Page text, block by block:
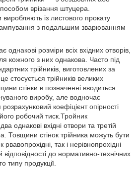
врізання штуцера.
виробляють із листового прокату
з подальшим зварюванням
однакові розміри всіх вхідних отворів,
кожного з них однакова. Часто під
трійників, виготовлених за
стосується трійників великих
стінки в позначенні вводиться
виробу, але водночас
коефіцієнт опірності
робочий тиск.Тройник
однакові вхідні отвори та третій
Товщини стінок трійника можуть бути
рвавопрохідні, так і нерівнопрохідні
відповідності до нормативно-технічних
типу продукції.